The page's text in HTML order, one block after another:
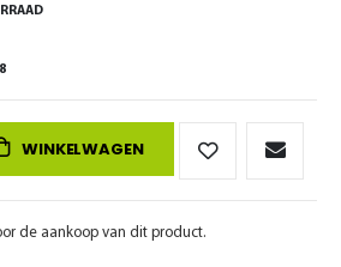
WINKELWAGEN
de aankoop van dit product.